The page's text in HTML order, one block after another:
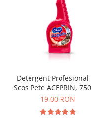
Detergent Profesional
Scos Pete ACEPRIN,
19,00 RON